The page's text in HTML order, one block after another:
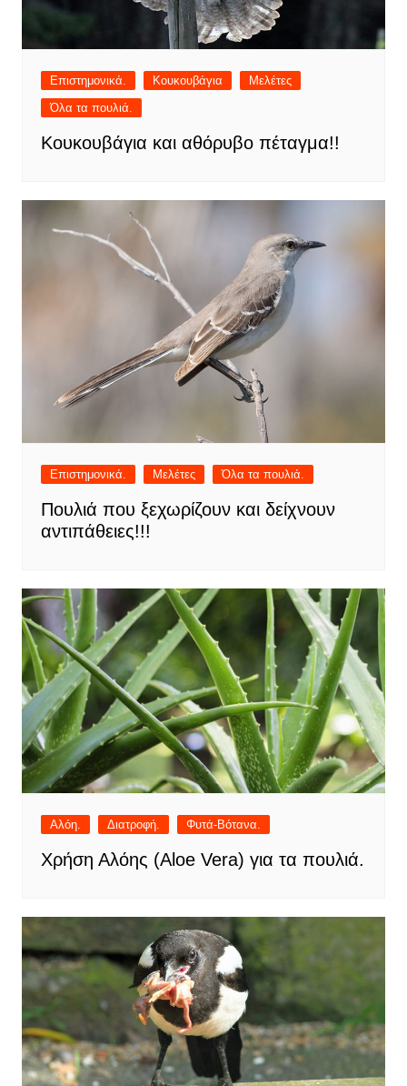
Επιστημονικά. Κουκουβάγια
Μελέτες
Όλα τα πουλιά.
Κουκουβάγια και αθόρυβο πέταγμα!!
Επιστημονικά. Μελέτες Όλα τα πουλιά.
Πουλιά που ξεχωρίζουν και δείχνουν
αντιπάθειες!!!
Αλόη. Διατροφή. Φυτά-Βότανα.
Χρήση Αλόης (Aloe Vera) για τα πουλιά.